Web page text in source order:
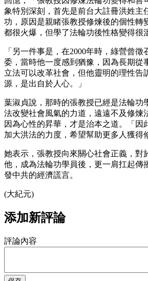
象特別深刻，首先是前台大註冊洪姓主
功，原因是親睹張教授修煉後的個性轉
都很火爆，但學了法輪功後性格變得很
「另一件事是，在2000年時，綠營曾
委，當時他一度感到猶豫，因為長期從
立法可以改革社會，但他靈明的理性告
源，是出自於人心。」
葉淑貞說，那時的張教授已經是法輪功
法改變社會風氣的力道，遠遠不及修煉
因為心性的昇華，才是治本之道。「因
加大洪法的力度，希望幫助更多人獲得
她表示，張教授向來關心社會正義，對
他，成為法輪功學員後，更一肩扛起傳
發中共的經濟謊言。
(大紀元)
添加新評論
評論內容